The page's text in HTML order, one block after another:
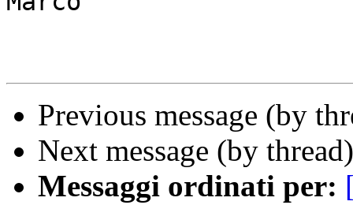
Previous message (by
Next message (by
Messaggi ordinati per: